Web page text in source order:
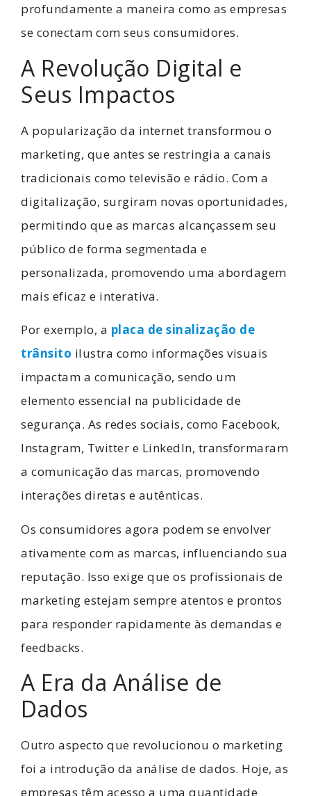
profundamente a maneira como as empresas
se conectam com seus consumidores.
A Revolução Digital e
Seus Impactos
A popularização da internet transformou o
marketing, que antes se restringia a canais
tradicionais como televisão e rádio. Com a
digitalização, surgiram novas oportunidades,
permitindo que as marcas alcançassem seu
público de forma segmentada e
personalizada, promovendo uma abordagem
mais eficaz e interativa.
Por exemplo, a placa de sinalização de
trânsito ilustra como informações visuais
impactam a comunicação, sendo um
elemento essencial na publicidade de
segurança. As redes sociais, como Facebook,
Instagram, Twitter e LinkedIn, transformaram
a comunicação das marcas, promovendo
interações diretas e autênticas.
Os consumidores agora podem se envolver
ativamente com as marcas, influenciando sua
reputação. Isso exige que os profissionais de
marketing estejam sempre atentos e prontos
para responder rapidamente às demandas e
feedbacks.
A Era da Análise de
Dados
Outro aspecto que revolucionou o marketing
foi a introdução da análise de dados. Hoje, as
empresas têm acesso a uma quantidade